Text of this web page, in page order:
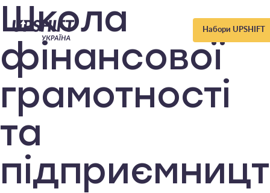
Upshift
–
Україна
Набори UPSHIFT
Школа
фінансової
грамотності
та